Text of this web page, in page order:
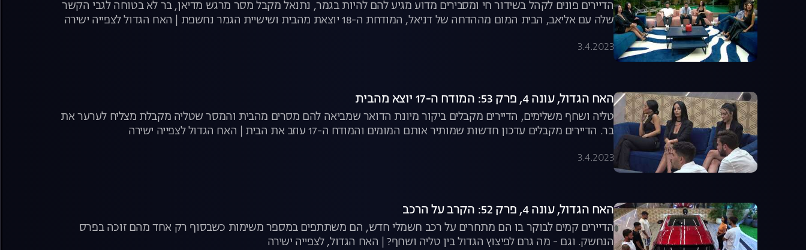
הדיירים פונים לקהל בשידור חי ומסבירים מדוע מגיע להם להיות בגמר, נתנאל מקבל מסר מרגש מדיאן, בר לא בטוחה לגבי הקשר
שלה עם אליאב, הבית המום מההדחה של דניאל, המודחת ה-18 יוצאת מהבית ושישיית הגמר נחשפת | האח הגדול לצפייה ישירה
3.4.2023
האח הגדול, עונה 4, פרק 53: המודח ה-17 יוצא מהבית
טליה ושחף משלימים, הדיירים מקבלים ביקור מיונת הדואר שמביאה להם מסרים מהבית והמסר שטליה מקבלת מצליח לערער את
בר. הדיירים מקבלים עדכון חדשות שמותיר אותם המומים והמודח ה-17 עוזב את הבית | האח הגדול לצפייה ישירה
3.4.2023
האח הגדול, עונה 4, פרק 52: הקרב על הרכב
הדיירים קמים לבוקר בו הם מתחרים על רכב חשמלי חדש, הם משתתפים במספר משימות כשבסוף רק אחד מהם זוכה בפרס
הנחשק. וגם - מה גרם לפיצוץ הגדול בין טליה ושחף? | האח הגדול, לצפייה ישירה